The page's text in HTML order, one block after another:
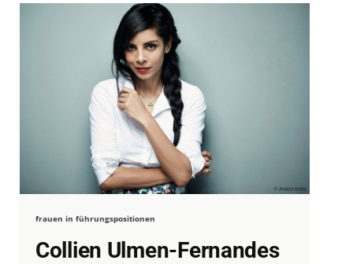
frauen in führungspositionen
Collien Ulmen-Fernandes